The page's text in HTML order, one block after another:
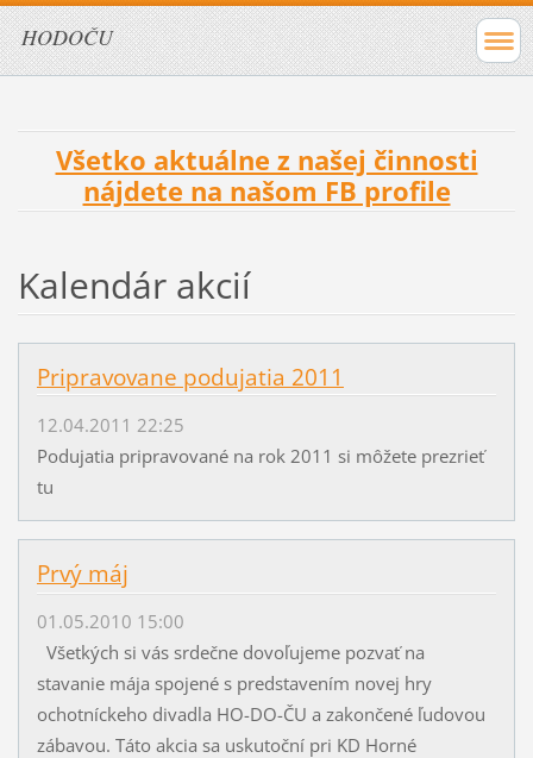
HODOČU
Všetko aktuálne z našej činnosti
nájdete na našom FB profile
Kalendár akcií
Pripravovane podujatia 2011
12.04.2011 22:25
Podujatia pripravované na rok 2011 si môžete prezrieť
tu
Prvý máj
01.05.2010 15:00
Všetkých si vás srdečne dovoľujeme pozvať na
stavanie mája spojené s predstavením novej hry
ochotníckeho divadla HO-DO-ČU a zakončené ľudovou
zábavou. Táto akcia sa uskutoční pri KD Horné